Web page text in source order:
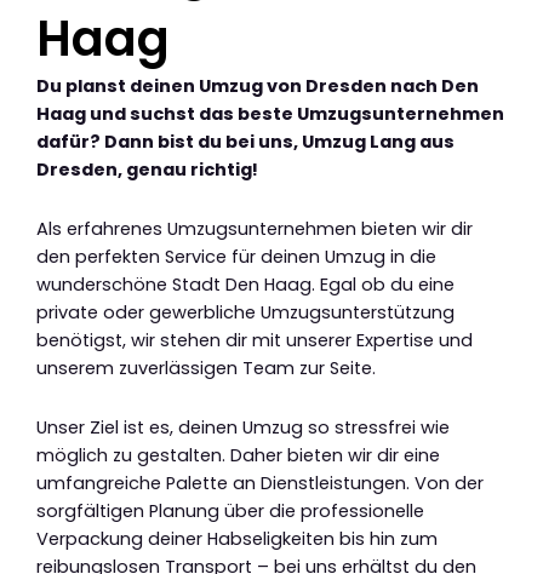
Haag
Du planst deinen Umzug von Dresden nach Den
Haag und suchst das beste Umzugsunternehmen
dafür? Dann bist du bei uns, Umzug Lang aus
Dresden, genau richtig!
Als erfahrenes Umzugsunternehmen bieten wir dir
den perfekten Service für deinen Umzug in die
wunderschöne Stadt Den Haag. Egal ob du eine
private oder gewerbliche Umzugsunterstützung
benötigst, wir stehen dir mit unserer Expertise und
unserem zuverlässigen Team zur Seite.
Unser Ziel ist es, deinen Umzug so stressfrei wie
möglich zu gestalten. Daher bieten wir dir eine
umfangreiche Palette an Dienstleistungen. Von der
sorgfältigen Planung über die professionelle
Verpackung deiner Habseligkeiten bis hin zum
reibungslosen Transport – bei uns erhältst du den